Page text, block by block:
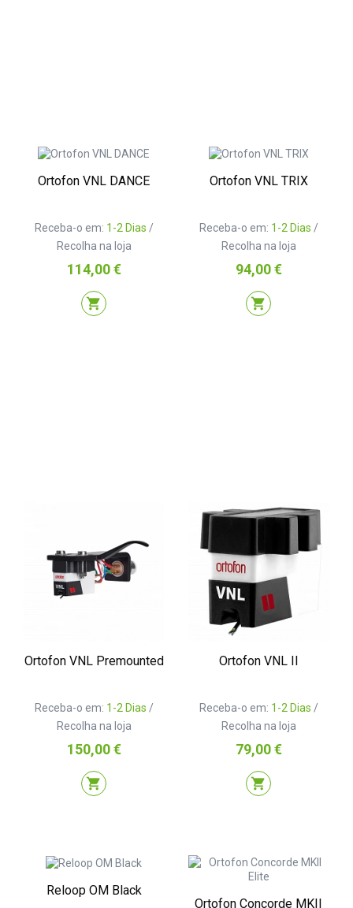
Ortofon VNL DANCE
Receba-o em: 1-2 Dias /
Recolha na loja
Preço
114,00 €
shopping_cart
Ortofon VNL TRIX
Receba-o em: 1-2 Dias /
Recolha na loja
Preço
94,00 €
shopping_cart
Ortofon VNL Premounted
Receba-o em: 1-2 Dias /
Recolha na loja
Preço
150,00 €
shopping_cart
Ortofon VNL II
Receba-o em: 1-2 Dias /
Recolha na loja
Preço
79,00 €
shopping_cart
Reloop OM Black
Ortofon Concorde MKII